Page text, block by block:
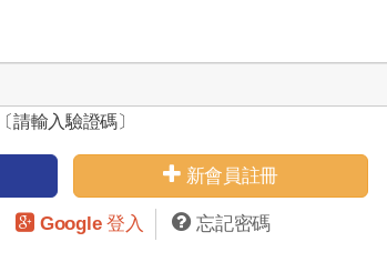
〔請輸入驗證碼〕
新會員註冊
Google 登入 忘記密碼